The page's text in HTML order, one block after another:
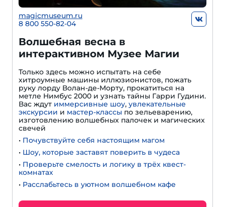
magicmuseum.ru
8 800 550-82-04
Волшебная весна в
интерактивном Музее Магии
Только здесь можно испытать на себе
хитроумные машины иллюзионистов, пожать
руку лорду Волан-де-Морту, прокатиться на
метле Нимбус 2000 и узнать тайны Гарри Гудини.
Вас ждут иммерсивные шоу, увлекательные
экскурсии и мастер-классы по зельеварению,
изготовлению волшебных палочек и магических
свечей
• Почувствуйте себя настоящим магом
• Шоу, которые заставят поверить в чудеса
• Проверьте смелость и логику в трёх квест-
комнатах
• Расслабьтесь в уютном волшебном кафе